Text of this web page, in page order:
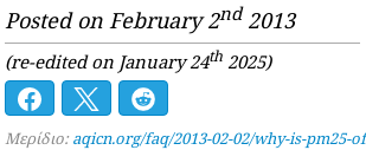
Posted on February 2nd2013
(re-edited on January 24th 2025)
Μερίδιο: aqicn.org/faq/2013-02-02/why-is-pm25-